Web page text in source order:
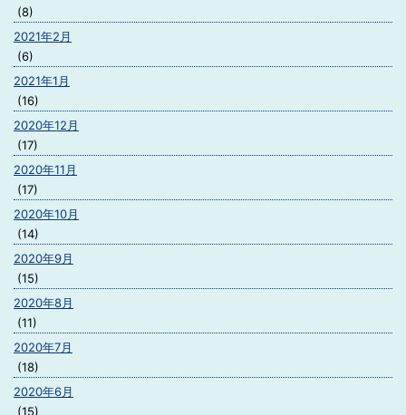
(8)
2021年2月
(6)
2021年1月
(16)
2020年12月
(17)
2020年11月
(17)
2020年10月
(14)
2020年9月
(15)
2020年8月
(11)
2020年7月
(18)
2020年6月
(15)